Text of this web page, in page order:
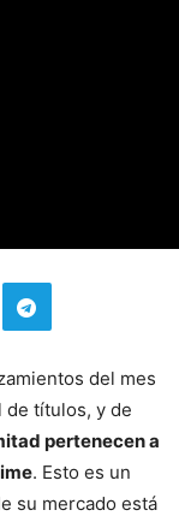
del mes
de títulos, y de
pertenecen a
. Esto es un
su mercado está